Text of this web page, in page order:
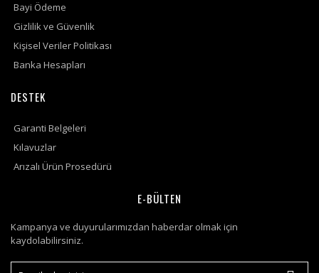
Bayi Ödeme
Gizlilik ve Güvenlik
Kişisel Veriler Politikası
Banka Hesapları
DESTEK
Garanti Belgeleri
Kılavuzlar
Arızalı Ürün Prosedürü
E-BÜLTEN
Kampanya ve duyurularımızdan haberdar olmak için
kaydolabilirsiniz.